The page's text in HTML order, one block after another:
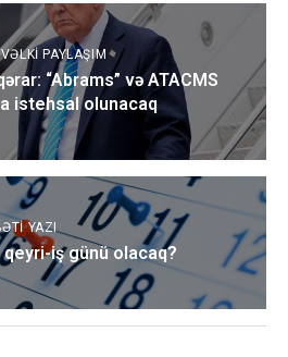
PAYLAŞIM
“Abrams” və ATACMS
istehsal olunacaq
YAZI
iş günü olacaq?